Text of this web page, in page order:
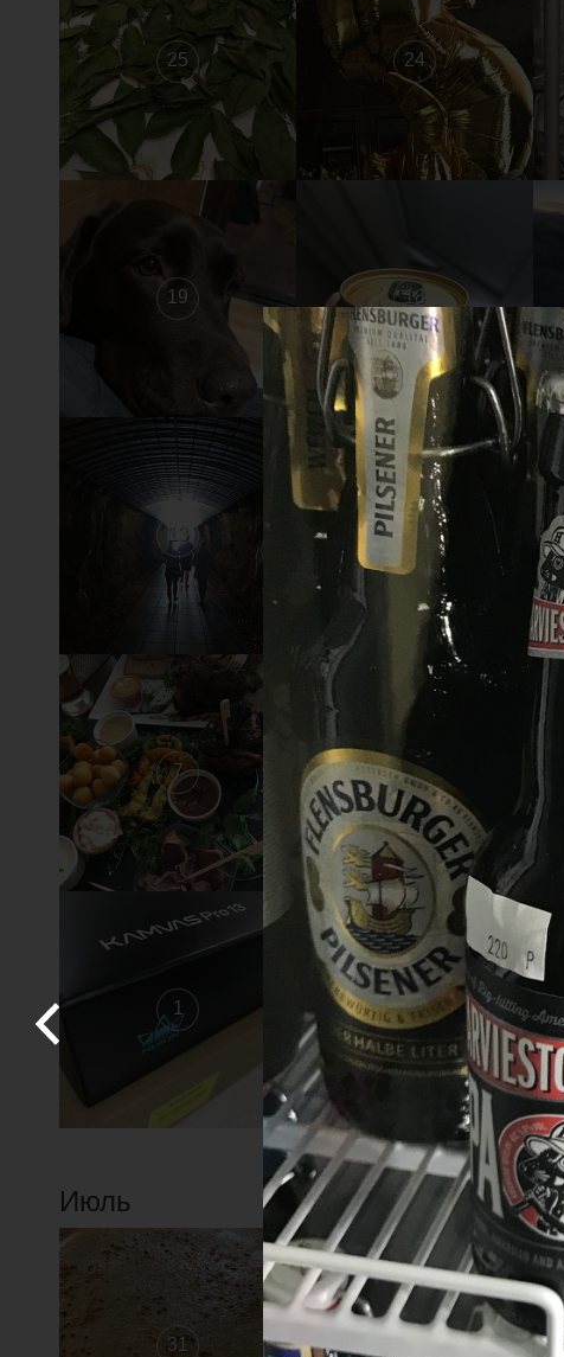
25 24
19 18
13
7 6
1
Июль
31